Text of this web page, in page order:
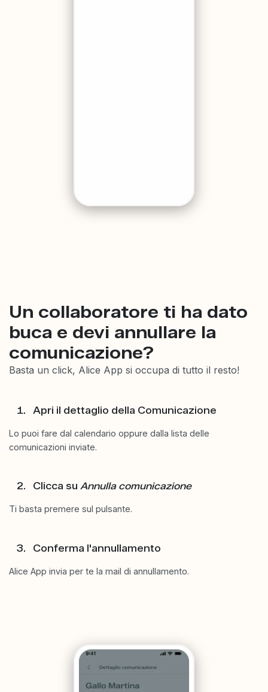
Un collaboratore ti ha dato
buca e devi annullare la
comunicazione?
Basta un click, Alice App si occupa di tutto il resto!
Apri il dettaglio della Comunicazione
Lo puoi fare dal calendario oppure dalla lista delle
comunicazioni inviate.
Clicca su Annulla comunicazione
Ti basta premere sul pulsante.
Conferma l'annullamento
Alice App invia per te la mail di annullamento.